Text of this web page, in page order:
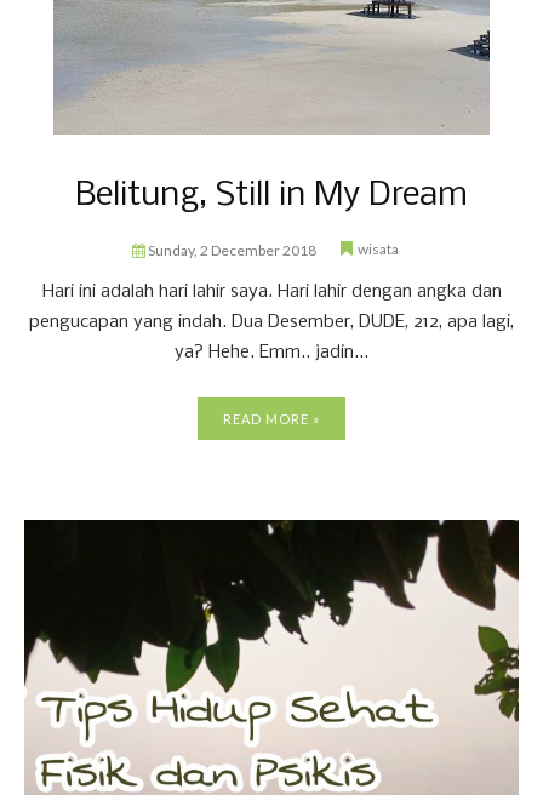
Belitung, Still in My Dream
Sunday, 2 December 2018 wisata
Hari ini adalah hari lahir saya. Hari lahir dengan angka dan
pengucapan yang indah. Dua Desember, DUDE, 212, apa lagi,
ya? Hehe. Emm.. jadin...
READ MORE »